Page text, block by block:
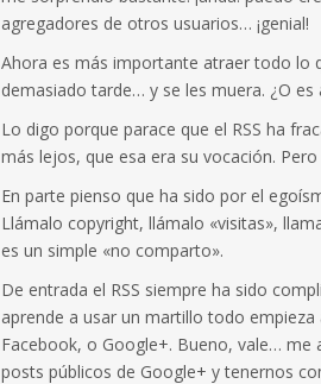
agregadores de otros usuarios… ¡genial!
Ahora es más importante atraer todo lo
demasiado tarde… y se les muera. ¿O es
Lo digo porque parace que el RSS ha
más lejos, que esa era su vocación.
En parte pienso que ha sido por el
Llámalo copyright, llámalo «visitas»,
es un simple «no comparto».
De entrada el RSS siempre ha sido
aprende a usar un martillo todo
Facebook, o Google+. Bueno, vale… me
posts públicos de Google+ y tenernos